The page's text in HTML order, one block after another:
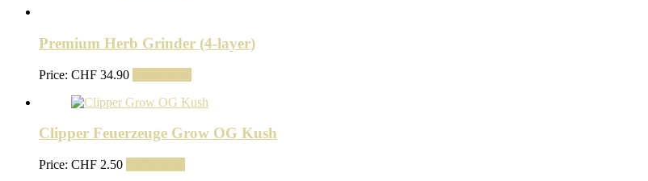
Premium Herb Grinder (4-layer)
Price: CHF 34.90
Clipper Feuerzeuge Grow OG Kush
Price: CHF 2.50